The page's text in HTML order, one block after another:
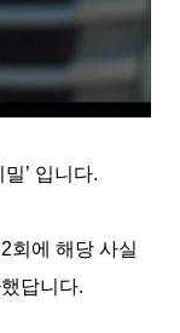
’ 입니다.
회에 해당 사실
답니다.